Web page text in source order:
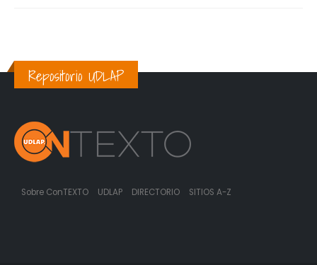
Repositorio UDLAP
Sobre ConTEXTO UDLAP DIRECTORIO SITIOS A-Z